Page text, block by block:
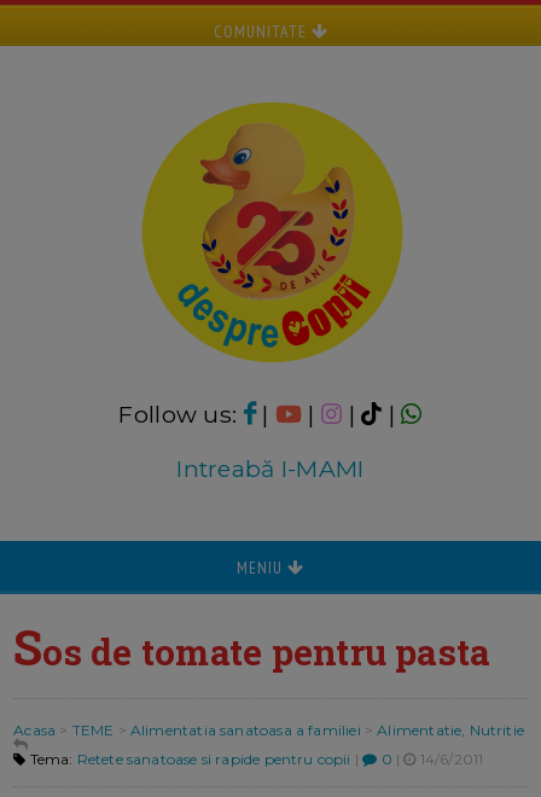
COMUNITATE
Follow us: | | |
|
Intreabă I-MAMI
MENIU
Sos de tomate pentru pasta
Acasa > TEME > Alimentatia sanatoasa a familiei >Alimentatie, Nutritie
Tema: Retete sanatoase si rapide pentru copii | 0 | 14/6/2011